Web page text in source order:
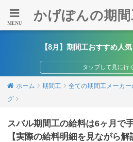
かげぽんの期
【8月】期間工おすすめ人
ホーム 期間工 全ての期間工メーカー
グ
スバル期間工の給料は6ヶ月で
【実際の給料明細を見ながら解